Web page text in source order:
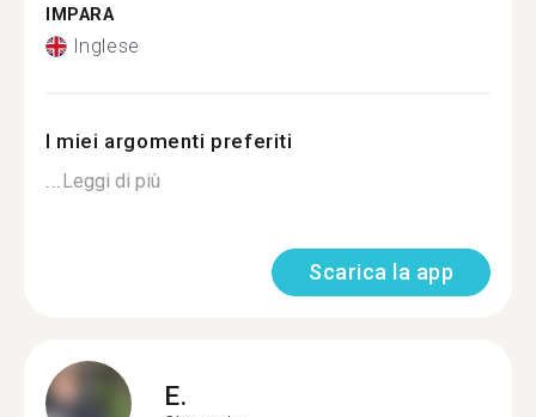
IMPARA
Inglese
I miei argomenti preferiti
...Leggi di più
Scarica la app
E.